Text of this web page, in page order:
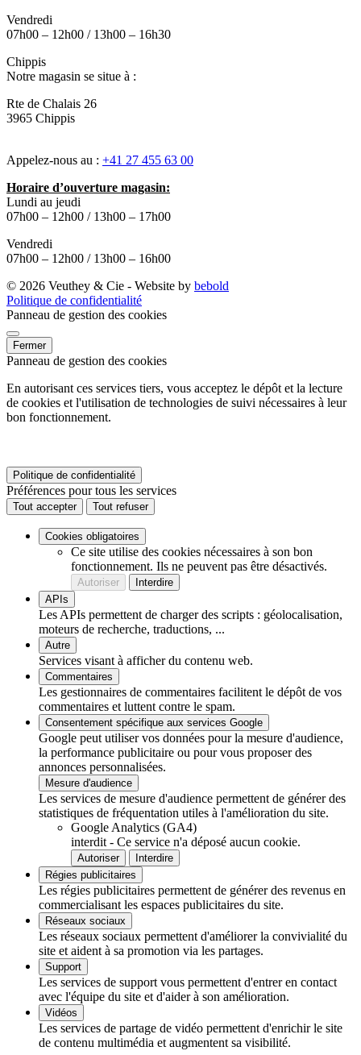
Vendredi
07h00 – 12h00 / 13h00 – 16h30
Chippis
Notre magasin se situe à :
Rte de Chalais 26
3965 Chippis
Appelez-nous au : +41 27 455 63 00
Horaire d’ouverture magasin:
Lundi au jeudi
07h00 – 12h00 / 13h00 – 17h00
Vendredi
07h00 – 12h00 / 13h00 – 16h00
© 2026 Veuthey & Cie - Website by bebold
Politique de confidentialité
Panneau de gestion des cookies
Fermer
Panneau de gestion des cookies
En autorisant ces services tiers, vous acceptez le dépôt et la lecture
de cookies et l'utilisation de technologies de suivi nécessaires à leur
bon fonctionnement.
Politique de confidentialité
Préférences pour tous les services
Tout accepter Tout refuser
Cookies obligatoires
Ce site utilise des cookies nécessaires à son bon
fonctionnement. Ils ne peuvent pas être désactivés.
Autoriser
Interdire
APIs
Les APIs permettent de charger des scripts : géolocalisation,
moteurs de recherche, traductions, ...
Autre
Services visant à afficher du contenu web.
Commentaires
Les gestionnaires de commentaires facilitent le dépôt de vos
commentaires et luttent contre le spam.
Consentement spécifique aux services Google
Google peut utiliser vos données pour la mesure d'audience,
la performance publicitaire ou pour vous proposer des
annonces personnalisées.
Mesure d'audience
Les services de mesure d'audience permettent de générer des
statistiques de fréquentation utiles à l'amélioration du site.
Google Analytics (GA4)
interdit - Ce service n'a déposé aucun cookie.
Autoriser
Interdire
Régies publicitaires
Les régies publicitaires permettent de générer des revenus en
commercialisant les espaces publicitaires du site.
Réseaux sociaux
Les réseaux sociaux permettent d'améliorer la convivialité du
site et aident à sa promotion via les partages.
Support
Les services de support vous permettent d'entrer en contact
avec l'équipe du site et d'aider à son amélioration.
Vidéos
Les services de partage de vidéo permettent d'enrichir le site
de contenu multimédia et augmentent sa visibilité.